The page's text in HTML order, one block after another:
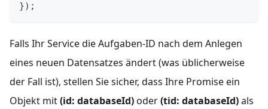
});
Falls Ihr Service die Aufgaben-ID nach dem Anlegen
eines neuen Datensatzes ändert (was üblicherweise
der Fall ist), stellen Sie sicher, dass Ihre Promise ein
Objekt mit(id: databaseId)oder(tid: databaseId)als